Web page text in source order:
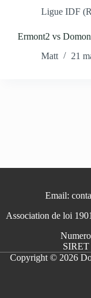
Ligue IDF
Ermont2 vs
Matt
21
Email:
Association de loi
SIRET
Copyright © 2026